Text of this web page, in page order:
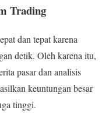
Trading
dan tepat karena
detik. Oleh karena itu,
pasar dan analisis
keuntungan besar
tinggi.